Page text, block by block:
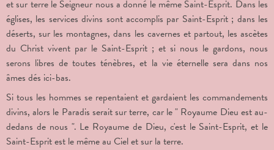
et sur terre le Seigneur nous a donné le même Saint-Esprit. Dans les
églises, les services divins sont accomplis par Saint-Esprit ; dans les
déserts, sur les montagnes, dans les cavernes et partout, les ascètes
du Christ vivent par le Saint-Esprit ; et si nous le gardons, nous
serons libres de toutes ténèbres, et la vie éternelle sera dans nos
âmes dés ici-bas.
Si tous les hommes se repentaient et gardaient les commandements
divins, alors le Paradis serait sur terre, car le " Royaume Dieu est au-
dedans de nous ". Le Royaume de Dieu, c'est le Saint-Esprit, et le
Saint-Esprit est le même au Ciel et sur la terre.